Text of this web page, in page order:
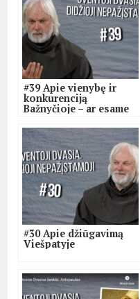
#39 Apie vienybę ir
konkurenciją
Bažnyčioje – ar esame
#30 Apie džiūgavimą
Viešpatyje